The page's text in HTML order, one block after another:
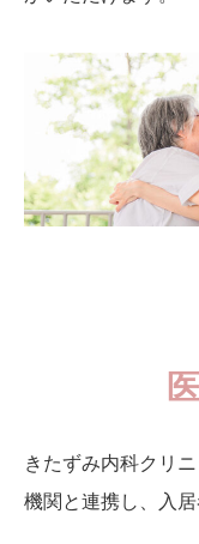
きたずみ内科クリ
機関と連携し、入